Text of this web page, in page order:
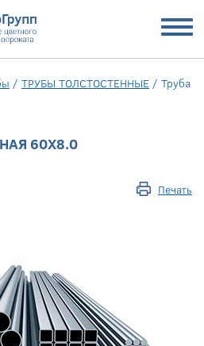
/ ТРУБЫ ТОЛСТОСТЕННЫЕ / Труба
60Х8.0
Печать